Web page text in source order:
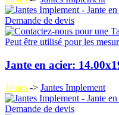
Demande de devis
Peut être utilisé pour les
Jante en acier:
Jantes -> Jantes Implement
Demande de devis